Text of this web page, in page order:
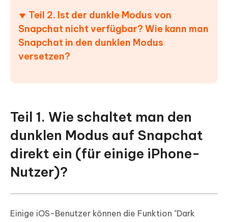
Teil 2. Ist der dunkle Modus von
Snapchat nicht verfügbar? Wie kann man
Snapchat in den dunklen Modus
versetzen?
Teil 1. Wie schaltet man den
dunklen Modus auf Snapchat
direkt ein (für einige iPhone-
Nutzer)?
Einige iOS-Benutzer können die Funktion "Dark